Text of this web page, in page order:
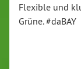
Flexible und
Grüne. #daBAY